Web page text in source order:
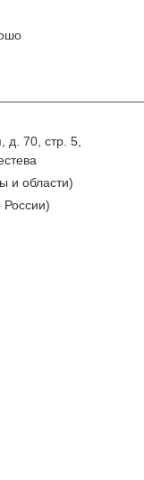
д. 70, стр. 5,
и области)
России)